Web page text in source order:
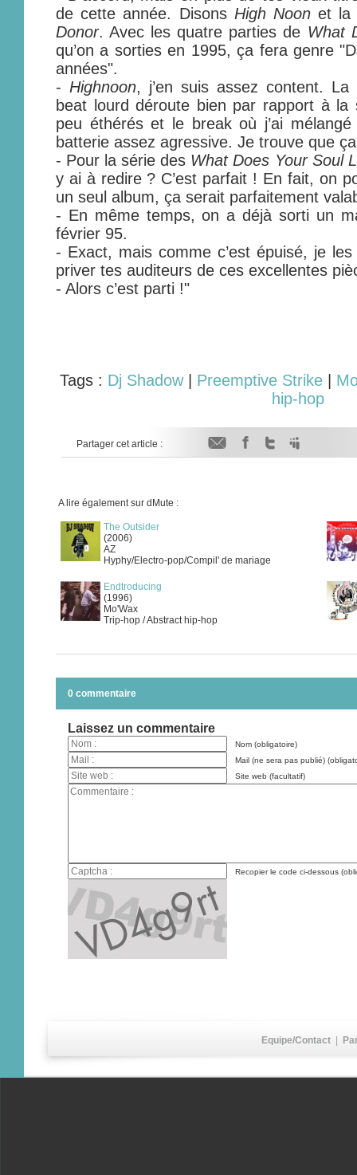
de cette année. Disons High Noonet la
Donor. Avec les quatre parties de What
qu’on a sorties en 1995, ça fera genre
années".
- Highnoon, j’en suis assez content.
beat lourd déroute bien par rapport à la
peu éthérés et le break où j’ai
batterie assez agressive. Je trouve que
- Pour la série des What Does Your Soul
y ai à redire ? C’est parfait ! En fait, on
un seul album, ça serait parfaitement
- En même temps, on a déjà sorti un
février 95.
- Exact, mais comme c’est épuisé, je
priver tes auditeurs de ces excellentes
- Alors c’est parti !"
Tags : Dj Shadow| Preemptive Strike
hip-hop
Partager cet article :
A lire également sur dMute :
The Outsider
(2006)
AZ
Hyphy/Electro-pop/Compil' de mariage
Endtroducing
(1996)
Mo'Wax
Trip-hop / Abstract hip-hop
0 commentaire
Laissez un commentaire
Nom (obligatoire)
Mail (ne sera pas publié)
Site web (facultatif)
Recopier le code ci-dessous
Equipe/Contact